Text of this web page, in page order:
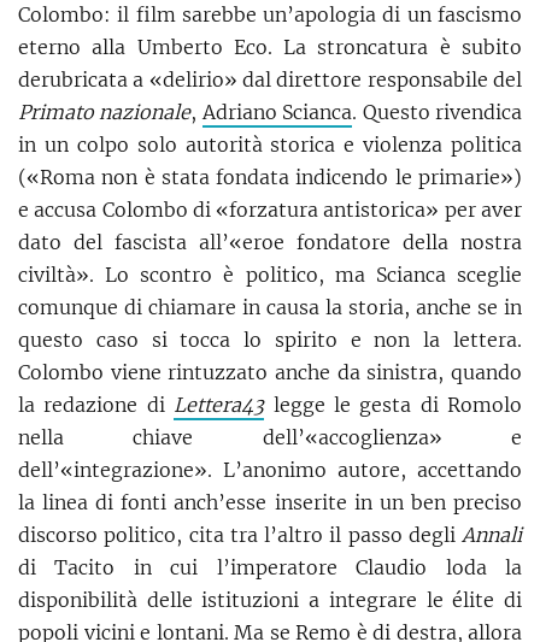
Colombo: il film sarebbe un’apologia di un fascismo
eterno alla Umberto Eco. La stroncatura è subito
derubricata a «delirio» dal direttore responsabile del
Primato nazionale, Adriano Scianca. Questo rivendica
in un colpo solo autorità storica e violenza politica
(«Roma non è stata fondata indicendo le primarie»)
e accusa Colombo di «forzatura antistorica» per aver
dato del fascista all’«eroe fondatore della nostra
civiltà». Lo scontro è politico, ma Scianca sceglie
comunque di chiamare in causa la storia, anche se in
questo caso si tocca lo spirito e non la lettera.
Colombo viene rintuzzato anche da sinistra, quando
la redazione di Lettera43legge le gesta di Romolo
nella chiave dell’«accoglienza» e
dell’«integrazione». L’anonimo autore, accettando
la linea di fonti anch’esse inserite in un ben preciso
discorso politico, cita tra l’altro il passo degli Annali
di Tacito in cui l’imperatore Claudio loda la
disponibilità delle istituzioni a integrare le élite di
popoli vicini e lontani. Ma se Remo è di destra, allora